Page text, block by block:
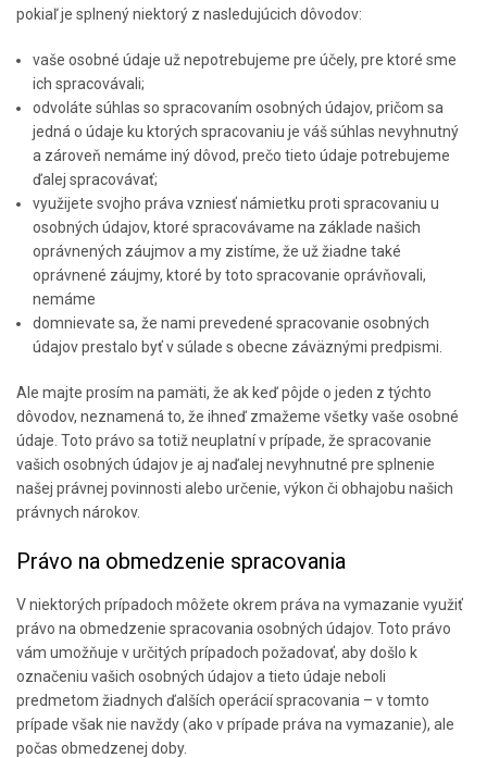
pokiaľ je splnený niektorý z nasledujúcich dôvodov:
vaše osobné údaje už nepotrebujeme pre účely, pre ktoré sme
ich spracovávali;
odvoláte súhlas so spracovaním osobných údajov, pričom sa
jedná o údaje ku ktorých spracovaniu je váš súhlas nevyhnutný
a zároveň nemáme iný dôvod, prečo tieto údaje potrebujeme
ďalej spracovávať;
využijete svojho práva vzniesť námietku proti spracovaniu u
osobných údajov, ktoré spracovávame na základe našich
oprávnených záujmov a my zistíme, že už žiadne také
oprávnené záujmy, ktoré by toto spracovanie oprávňovali,
nemáme
domnievate sa, že nami prevedené spracovanie osobných
údajov prestalo byť v súlade s obecne záväznými predpismi.
Ale majte prosím na pamäti, že ak keď pôjde o jeden z týchto
dôvodov, neznamená to, že ihneď zmažeme všetky vaše osobné
údaje. Toto právo sa totiž neuplatní v prípade, že spracovanie
vašich osobných údajov je aj naďalej nevyhnutné pre splnenie
našej právnej povinnosti alebo určenie, výkon či obhajobu našich
právnych nárokov.
Právo na obmedzenie spracovania
V niektorých prípadoch môžete okrem práva na vymazanie využiť
právo na obmedzenie spracovania osobných údajov. Toto právo
vám umožňuje v určitých prípadoch požadovať, aby došlo k
označeniu vašich osobných údajov a tieto údaje neboli
predmetom žiadnych ďalších operácií spracovania – v tomto
prípade však nie navždy (ako v prípade práva na vymazanie), ale
počas obmedzenej doby.